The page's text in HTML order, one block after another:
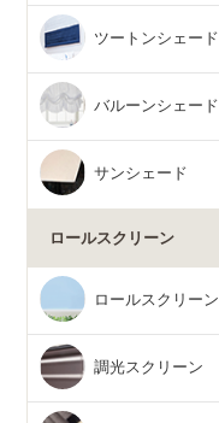
ツートンシェード
バルーンシェード
サンシェード
ロールスクリーン
ロールスクリーン
調光スクリーン